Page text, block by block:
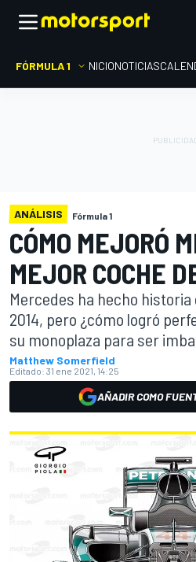
FÓRMULA 1 INICIONOTICIAS
ANÁLISIS Fórmula 1
CÓMO MEJORÓ
MEJOR COCHE
Mercedes ha hecho historia
2014, pero ¿cómo logró
su monoplaza para ser
Matthew Somerfield
Editado: 31 ene 2021, 14:25
AÑADIR COMO